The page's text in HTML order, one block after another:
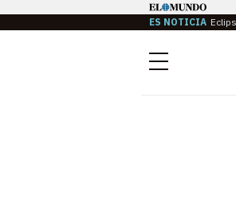
ES NOTICIA
Menú